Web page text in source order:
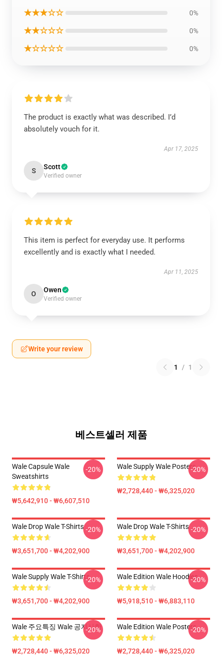
★★★☆☆ 0%
★★☆☆☆ 0%
★☆☆☆☆ 0%
The product is exactly what was described. I’d
absolutely vouch for it.
Apr 17, 2025
S Scott
Verified owner
This item is perfect for everyday use. It performs
excellently and is exactly what I needed.
Apr 11, 2025
O Owen
Verified owner
Write your review
1 / 1
베스트셀러 제품
Wale Capsule Wale
Sweatshirts
₩5,642,910 - ₩6,607,510
-20% Wale Supply Wale Posters
₩2,728,440 - ₩6,325,020
-20%
Wale Drop Wale T-Shirts
₩3,651,700 - ₩4,202,900
-20% Wale Drop Wale T-Shirts
₩3,651,700 - ₩4,202,900
-20%
Wale Supply Wale T-Shirts
₩3,651,700 - ₩4,202,900
-20% Wale Edition Wale Hoodies
₩5,918,510 - ₩6,883,110
-20%
Wale 주요특징 Wale 공지사항
₩2,728,440 - ₩6,325,020
-20% Wale Edition Wale Posters
₩2,728,440 - ₩6,325,020
-20%